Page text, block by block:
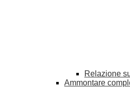
Relazione
Ammontare